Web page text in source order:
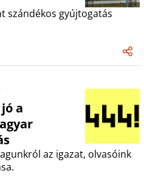
szándékos gyújtogatás
a
az igazat, olvasóink